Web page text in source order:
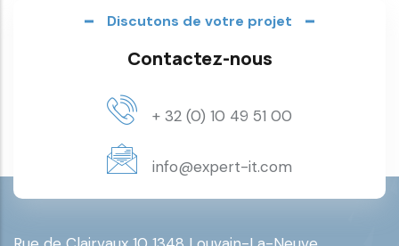
Discutons de votre projet
Contactez-nous
+ 32 (0) 10 49 51 00
info@expert-it.com